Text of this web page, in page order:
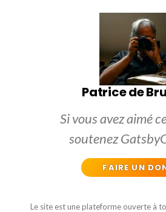
Patrice de
Si vous avez aimé
soutenez
FAIRE UN
Le site est une plateforme ouverte à